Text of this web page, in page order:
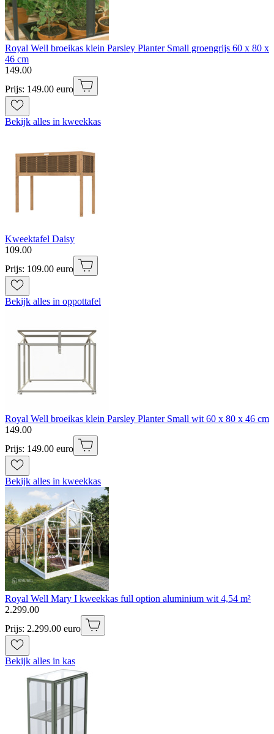
Royal Well broeikas klein Parsley Planter Small groengrijs 60 x 80 x
46 cm
149.00
Prijs: 149.00 euro
Bekijk alles in kweekkas
Kweektafel Daisy
109.00
Prijs: 109.00 euro
Bekijk alles in oppottafel
Royal Well broeikas klein Parsley Planter Small wit 60 x 80 x 46 cm
149.00
Prijs: 149.00 euro
Bekijk alles in kweekkas
Royal Well Mary I kweekkas full option aluminium wit 4,54 m²
2.299.00
Prijs: 2.299.00 euro
Bekijk alles in kas